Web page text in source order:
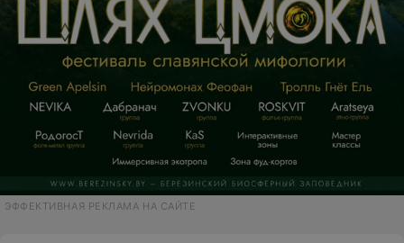
ЭФФЕКТИВНАЯ РЕКЛАМА НА САЙТЕ